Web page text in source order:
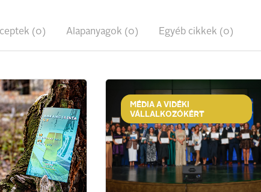
(0) Alapanyagok (0) Egyéb cikkek (0)
MÉDIA A VIDÉKI
VÁLLALKOZÓKÉRT